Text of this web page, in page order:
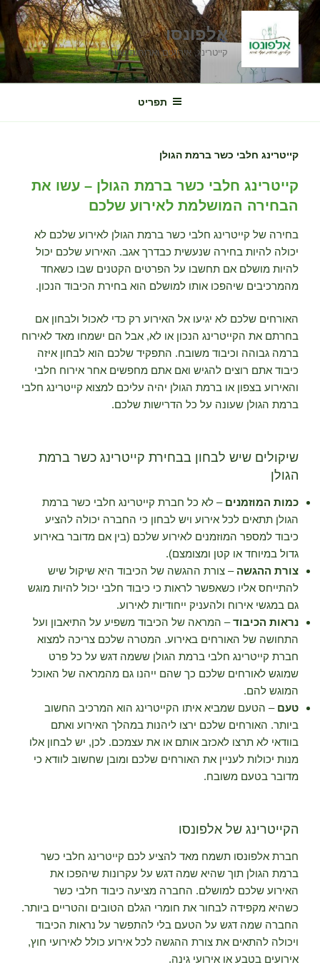
דילוג
לתוכן
אלפונסו
קייטרינג, אירועים וארוחות שטח
תפריט
קייטרינג חלבי כשר ברמת הגולן
קייטרינג חלבי כשר ברמת הגולן – עשו את
הבחירה המושלמת לאירוע שלכם
בחירה של קייטרינג חלבי כשר ברמת הגולן לאירוע שלכם לא
יכולה להיות בחירה שנעשית כבדרך אגב. האירוע שלכם יכול
להיות מושלם אם תחשבו על הפרטים הקטנים שבו כשאחד
מהמרכיבים שיהפכו אותו למושלם הוא בחירת הכיבוד הנכון.
האורחים שלכם לא יגיעו אל האירוע רק כדי לאכול ולבחון אם
בחרתם את הקייטרינג הנכון או לא, אבל הם ישמחו מאד לאירוח
ברמה גבוהה וכיבוד משובח. התפקיד שלכם הוא לבחון איזה
כיבוד אתם רוצים להגיש ואם אתם מחפשים אחר אירוח חלבי
והאירוע בצפון או ברמת הגולן יהיה עליכם למצוא קייטרינג חלבי
ברמת הגולן שעונה על כל הדרישות שלכם.
שיקולים שיש לבחון בבחירת קייטרינג כשר ברמת
הגולן
כמות המוזמנים – לא כל חברת קייטרינג חלבי כשר ברמת
הגולן תתאים לכל אירוע ויש לבחון כי החברה יכולה להציע
כיבוד למספר המוזמנים לאירוע שלכם (בין אם מדובר באירוע
גדול במיוחד או קטן ומצומצם).
צורת ההגשה – צורת ההגשה של הכיבוד היא שיקול שיש
להתייחס אליו כשאפשר לראות כי כיבוד חלבי יכול להיות מוגש
גם במגשי אירוח ולהעניק ייחודיות לאירוע.
נראות הכיבוד– המראה של הכיבוד משפיע על התיאבון ועל
התחושה של האורחים באירוע. המטרה שלכם צריכה למצוא
חברת קייטרינג חלבי ברמת הגולן ששמה דגש על כל פרט
שמוגש לאורחים שלכם כך שהם ייהנו גם מהמראה של האוכל
המוגש להם.
טעם – הטעם שמביא איתו הקייטרינג הוא המרכיב החשוב
ביותר. האורחים שלכם ירצו ליהנות במהלך האירוע ואתם
בוודאי לא תרצו לאכזב אותם או את עצמכם. לכן, יש לבחון אלו
מנות יכולות לעניין את האורחים שלכם ומובן שחשוב לוודא כי
מדובר בטעם משובח.
הקייטרינג של אלפונסו
חברת אלפונסו תשמח מאד להציע לכם קייטרינג חלבי כשר
ברמת הגולן תוך שהיא שמה דגש על עקרונות שיהפכו את
האירוע שלכם למושלם. החברה מציעה כיבוד חלבי כשר
כשהיא מקפידה לבחור את חומרי הגלם הטובים והטריים ביותר.
החברה שמה דגש על הטעם בלי להתפשר על נראות הכיבוד
ויכולה להתאים את צורת ההגשה לכל אירוע כולל לאירועי חוץ,
אירועים בטבע או אירועי גינה.